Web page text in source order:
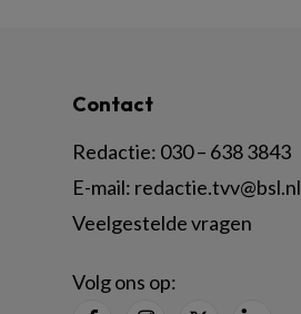
Contact
Redactie: 030 – 638 3843
E-mail: redactie.tvv@bsl.nl
Veelgestelde vragen
Volg ons op: